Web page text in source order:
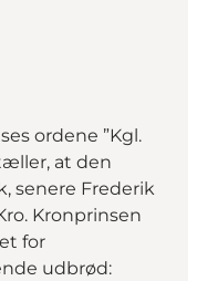
ordene ”Kgl.
at den
senere Frederik
Kronprinsen
for
udbrød: